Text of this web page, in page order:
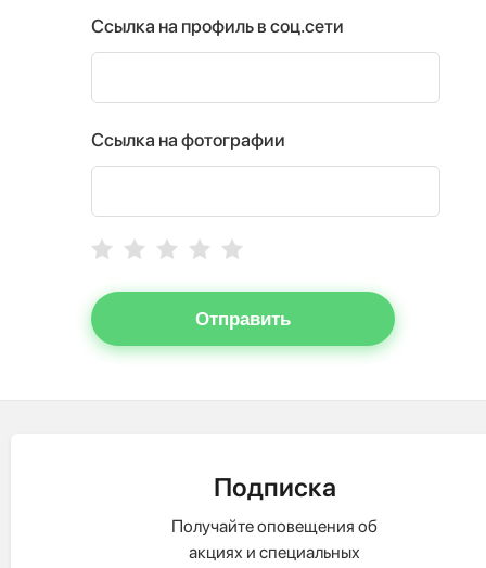
Ссылка на профиль в соц.сети
Ссылка на фотографии
Отправить
Подписка
Получайте оповещения об
акциях и специальных